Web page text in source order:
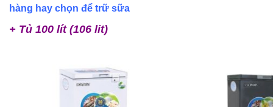
hàng hay chọn để trữ sữa
+ Tủ 100 lít (106 lit)